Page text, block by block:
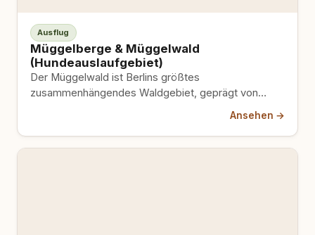
Ausflug
Müggelberge & Müggelwald
(Hundeauslaufgebiet)
Der Müggelwald ist Berlins größtes
zusammenhängendes Waldgebiet, geprägt von
bewaldeten Hügeln, eiszeitlichen Moränen und
Ansehen →